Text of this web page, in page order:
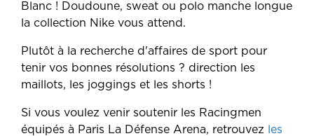
Blanc ! Doudoune, sweat ou polo manche longue
la collection Nike vous attend.
Plutôt à la recherche d'affaires de sport pour
tenir vos bonnes résolutions ? direction les
maillots, les joggings et les shorts !
Si vous voulez venir soutenir les Racingmen
équipés à Paris La Défense Arena, retrouvez
les